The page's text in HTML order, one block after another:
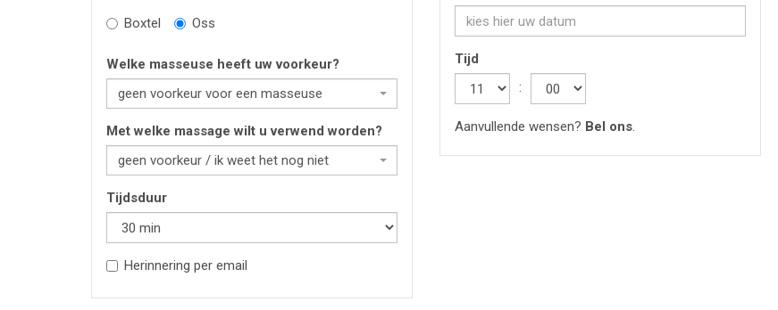
Boxtel
Oss
Welke masseuse heeft uw voorkeur?
geen voorkeur voor een masseuse
Met welke massage wilt u verwend worden?
geen voorkeur / ik weet het nog niet
Tijdsduur
Herinnering per email
Tijd
Hour
:
Aanvullende wensen? Bel ons.